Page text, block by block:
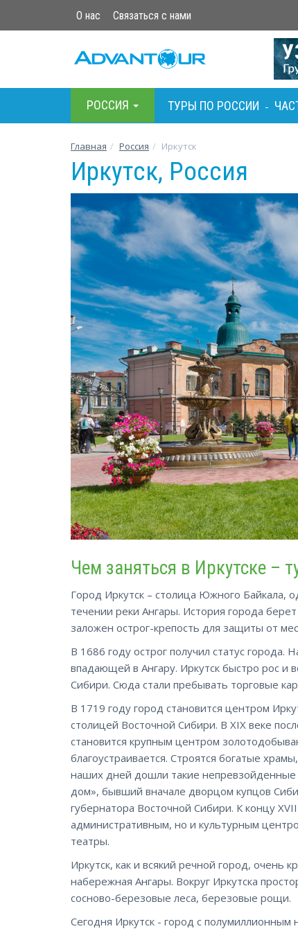
О нас Связаться с нами
РОСCИЯ ТУРЫ ПО РОСCИИ -
Главная Росcия Иркутск
Иркутск, Россия
Чем заняться в Иркутске –
Город Иркутск – столица Южного Байкала,
течении реки Ангары. История города
заложен острог-крепость для защиты от
В 1686 году острог получил статус города.
впадающей в Ангару. Иркутск быстро рос и
Сибири. Сюда стали пребывать торговые
В 1719 году город становится центром
столицей Восточной Сибири. В XIX веке
становится крупным центром
благоустраивается. Строятся богатые
наших дней дошли такие непревзойденные
дом», бывший вначале дворцом купцов
губернатора Восточной Сибири. К концу
административным, но и культурным
театры.
Иркутск, как и всякий речной город, очень
набережная Ангары. Вокруг Иркутска
сосново-березовые леса, березовые рощи.
Сегодня Иркутск - город с